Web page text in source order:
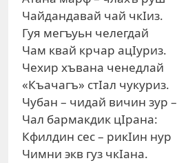
Чайдандавай чай чкIиз.
Гуя мегъуьн челегдай
Чам квай крчар ацIуриз.
Чехир хъвана ченедлай
«Къачагъ» стIал чукуриз.
Чубан – чидай вичин зур –
Чал бармакдик цIрана:
Кфилдин сес – рикIин нур
Чимни экв гуз чкIана.